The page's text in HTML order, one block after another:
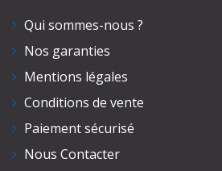
Qui sommes-nous ?
Nos garanties
Mentions légales
Conditions de vente
Paiement sécurisé
Nous Contacter